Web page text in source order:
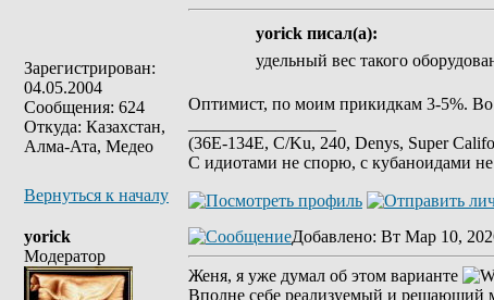
Зарегистрирован:
04.05.2004
Сообщения: 624
Откуда: Казахстан,
Алма-Ата, Медео
yorick писал(а):
удельный вес такого
Оптимист, по моим прикидкам 3-5%. Во
(36E-134E, C/Ku, 240, Denys, Super
С идиотами не спорю, с кубаноидами
Вернуться к началу
yorick
Модератор
Добавлено: Вт Мар 10,
Женя, я уже думал об этом варианте
Вполне себе реализуемый и решающий